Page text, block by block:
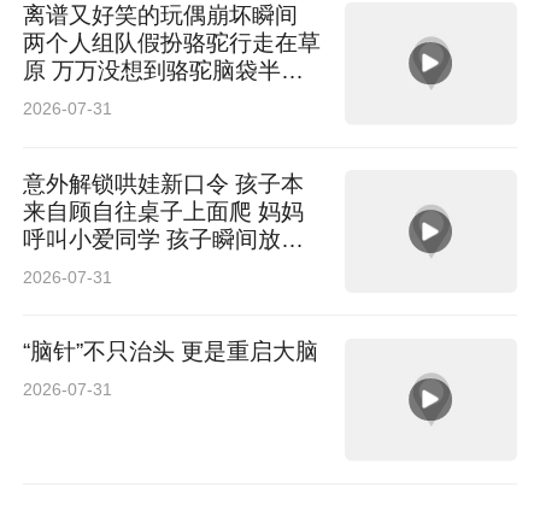
离谱又好笑的玩偶崩坏瞬间
两个人组队假扮骆驼行走在草
原 万万没想到骆驼脑袋半路
直接掉落 网友：“骆驼”知道低
2026-07-31
意外解锁哄娃新口令 孩子本
来自顾自往桌子上面爬 妈妈
呼叫小爱同学 孩子瞬间放弃
网友：以后管娃可以不用喊大
2026-07-31
“脑针”不只治头 更是重启大脑
2026-07-31